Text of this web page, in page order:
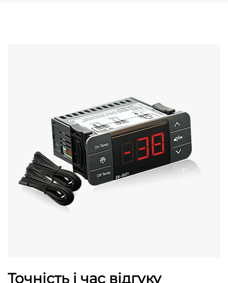
Точність і час відгуку